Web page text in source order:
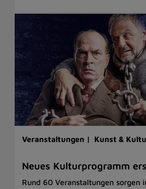
Veranstaltungen | Kunst &
Neues Kulturprogramm
Rund 60 Veranstaltungen sorgen